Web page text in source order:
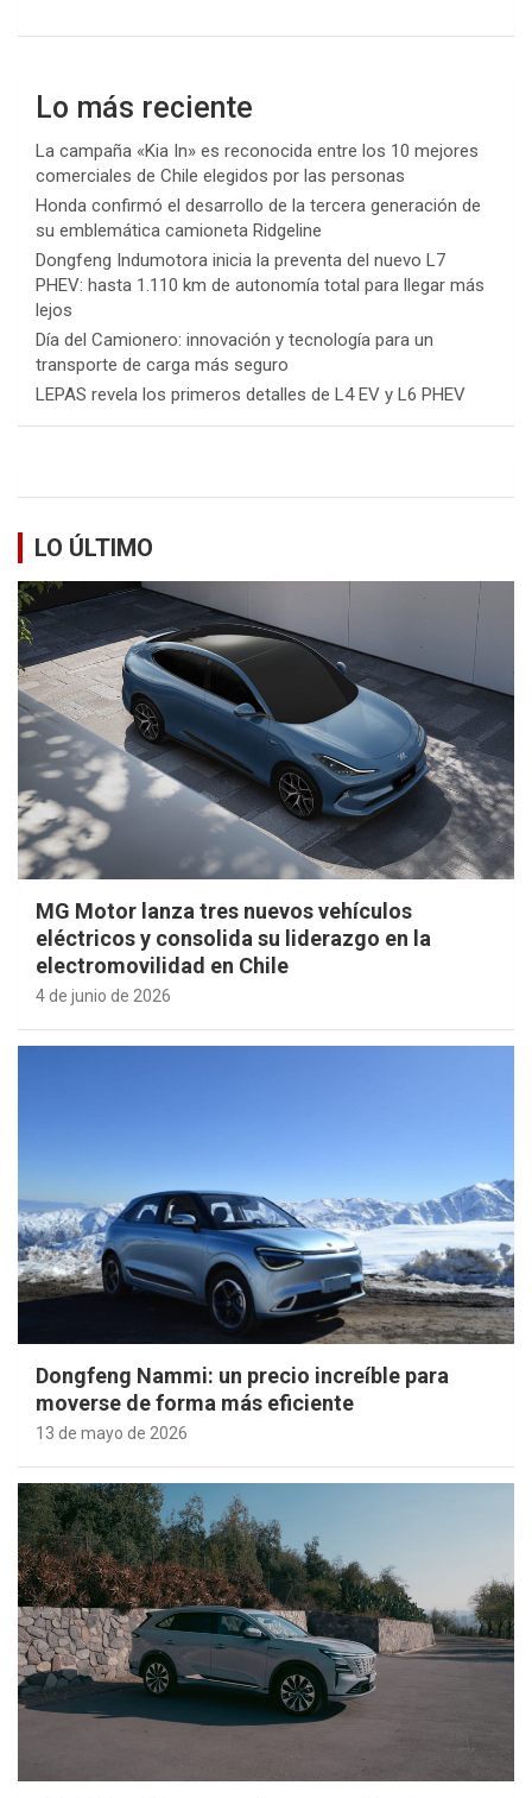
Lo más reciente
La campaña «Kia In» es reconocida entre los 10 mejores
comerciales de Chile elegidos por las personas
Honda confirmó el desarrollo de la tercera generación de
su emblemática camioneta Ridgeline
Dongfeng Indumotora inicia la preventa del nuevo L7
PHEV: hasta 1.110 km de autonomía total para llegar más
lejos
Día del Camionero: innovación y tecnología para un
transporte de carga más seguro
LEPAS revela los primeros detalles de L4 EV y L6 PHEV
LO ÚLTIMO
MG Motor lanza tres nuevos vehículos
eléctricos y consolida su liderazgo en la
electromovilidad en Chile
4 de junio de 2026
Dongfeng Nammi: un precio increíble para
moverse de forma más eficiente
13 de mayo de 2026